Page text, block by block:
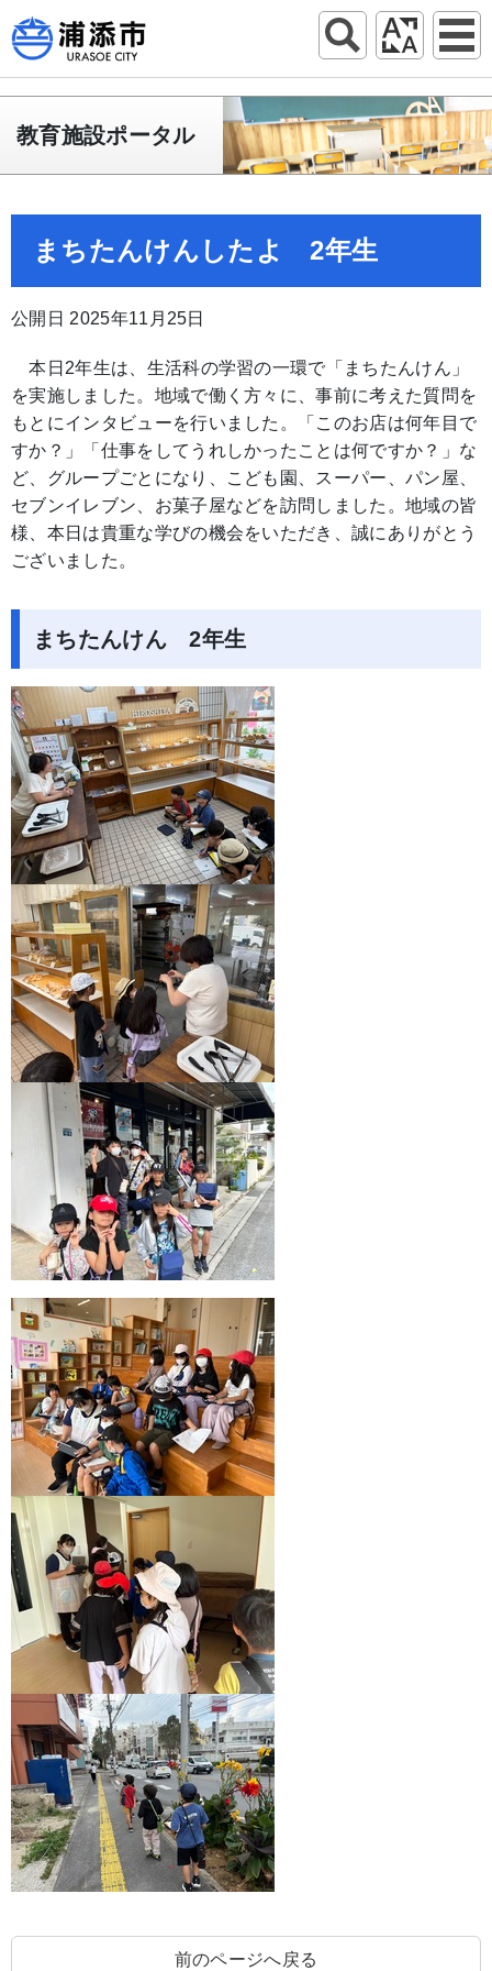
教育施設ポータル
まちたんけんしたよ 2年生
公開日 2025年11月25日
本日2年生は、生活科の学習の一環で「まちたんけん」
を実施しました。地域で働く方々に、事前に考えた質問を
もとにインタビューを行いました。「このお店は何年目で
すか？」「仕事をしてうれしかったことは何ですか？」な
ど、グループごとになり、こども園、スーパー、パン屋、
セブンイレブン、お菓子屋などを訪問しました。地域の皆
様、本日は貴重な学びの機会をいただき、誠にありがとう
ございました。
まちたんけん 2年生
前のページへ戻る